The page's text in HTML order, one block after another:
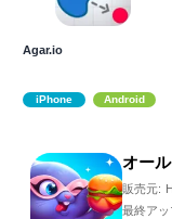
Agar.io
iPhone Android
オー
販売元:
最終ア